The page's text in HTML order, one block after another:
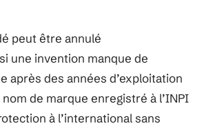
peut être annulé
une invention manque de
après des années d’exploitation
de marque enregistré à l’INPI
à l’international sans